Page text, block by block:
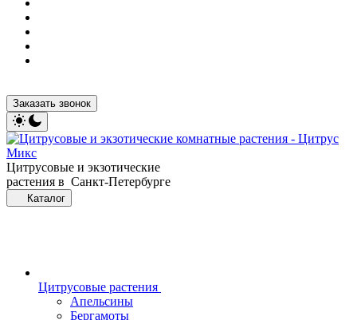
Заказать звонок
Цитрусовые и экзотические
растения в Санкт-Петербурге
Каталог
Цитрусовые растения
Апельсины
Бергамоты